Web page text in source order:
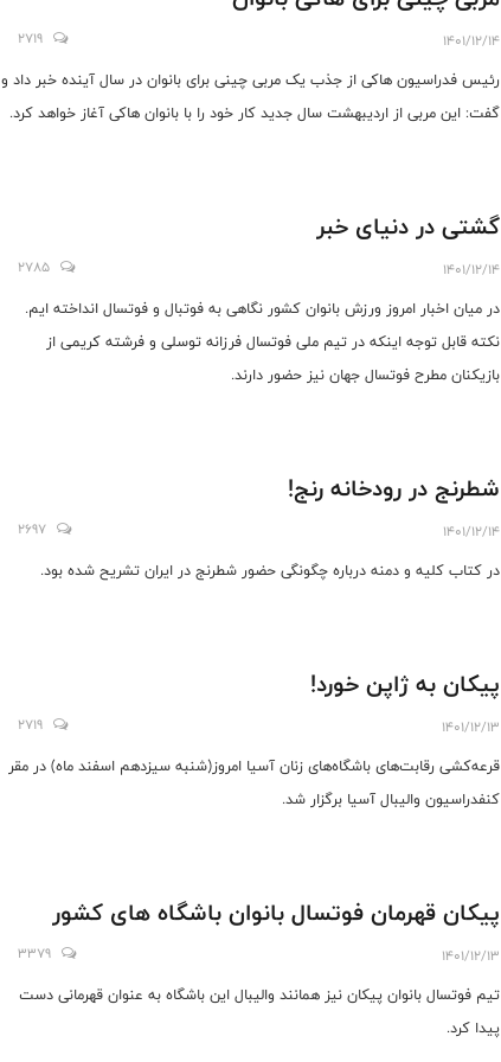
1401/12/14
2719
رئیس فدراسیون هاکی از جذب یک مربی چینی برای بانوان در سال آینده خبر داد و
گفت: این مربی از اردیبهشت سال جدید کار خود را با بانوان هاکی آغاز خواهد کرد.
گشتی در دنیای خبر
1401/12/14
2785
در میان اخبار امروز ورزش بانوان کشور نگاهی به فوتبال و فوتسال انداخته ایم.
نکته قابل توجه اینکه در تیم ملی فوتسال فرزانه توسلی و فرشته کریمی از
بازیکنان مطرح فوتسال جهان نیز حضور دارند.
شطرنج در رودخانه رنج!
1401/12/14
2697
در کتاب کلیه و دمنه درباره چگونگی حضور شطرنج در ایران تشریح شده بود.
پیکان به ژاپن خورد!
1401/12/13
2719
قرعه‌کشی رقابت‌های باشگاه‌های زنان آسیا امروز(شنبه سیزدهم اسفند ماه) در مقر
کنفدراسیون والیبال آسیا برگزار شد.
پیکان قهرمان فوتسال بانوان باشگاه های کشور
1401/12/13
3379
تیم فوتسال بانوان پیکان نیز همانند والیبال این باشگاه به عنوان قهرمانی دست
پیدا کرد.